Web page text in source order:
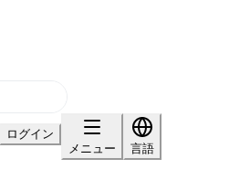
ログイン
メニュー
言語